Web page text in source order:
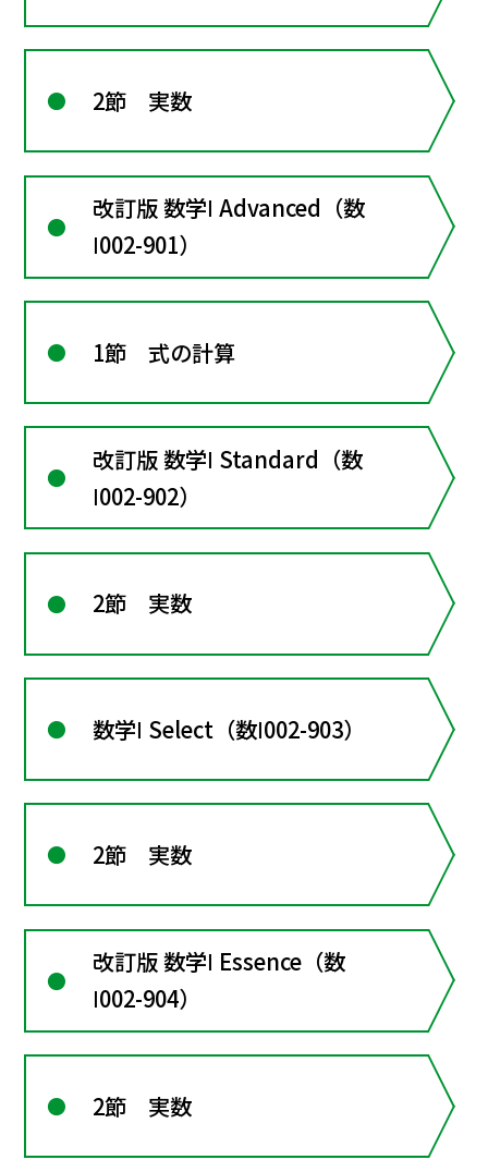
2節 実数
改訂版 数学Ⅰ Advanced（数
Ⅰ002-901）
1節 式の計算
改訂版 数学Ⅰ Standard（数
Ⅰ002-902）
2節 実数
数学Ⅰ Select（数Ⅰ002-903）
2節 実数
改訂版 数学Ⅰ Essence（数
Ⅰ002-904）
2節 実数